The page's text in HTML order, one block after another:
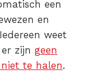
een
en
weet
zijn geen
te halen.